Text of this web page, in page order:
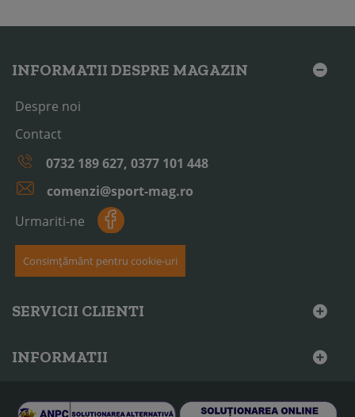
INFORMATII DESPRE MAGAZIN
Despre noi
Contact
0732 189 627, 0377 101 448
comenzi@sport-mag.ro
Urmariti-ne
Consimțământ pentru cookie-uri
SERVICII CLIENTI
INFORMATII